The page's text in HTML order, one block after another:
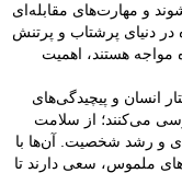
و مهارت‌های مقابله‌ای
در دنیای پرشتاب و پرتنش
مواجه هستند، اهمیت
انسان و پیچیدگی‌های
می‌کنند؛ از سلامت
و رشد شخصیت. آن‌ها با
ملموس، سعی دارند تا